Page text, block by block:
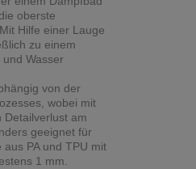
oberste
Hilfe einer Lauge
zu einem
Wasser
von der
wobei mit
Detailverlust am
geeignet für
PA und TPU mit
1 mm.